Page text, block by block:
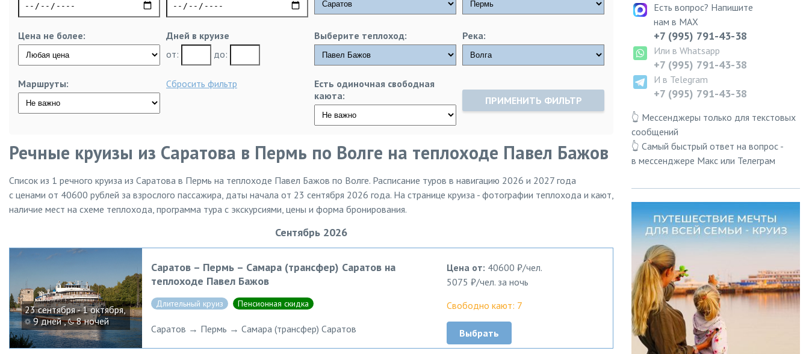
Цена не более:
Дней в круизе
от:
до:
Выберите теплоход: Река:
Маршруты: Сбросить фильтр
Есть одиночная свободная
каюта:
ПРИМЕНИТЬ ФИЛЬТР
Речные круизы из Саратова в Пермь по Волге на теплоходе Павел Бажов
Список из 1 речного круиза из Саратова в Пермь на теплоходе Павел Бажов по Волге. Расписание туров в навигацию 2026 и 2027 года
с ценами от 40600 рублей за взрослого пассажира, даты начала от 23 сентября 2026 года. На странице круиза - фотографии теплохода и кают,
наличие мест на схеме теплохода, программа тура с экскурсиями, цены и форма бронирования.
Сентябрь 2026
23 сентября - 1 октября,
9 дней , 8 ночей
Саратов – Пермь – Самара (трансфер) Саратов на
теплоходе Павел Бажов
Длительный круиз Пенсионная скидка
Саратов → Пермь → Самара (трансфер) Саратов
Цена от: 40600 ₽/чел.
5075 ₽/чел. за ночь
Свободно кают: 7
Выбрать
Есть вопрос? Напишите
нам в MAX
+7 (995) 791-43-38
Или в Whatsapp
+7 (995) 791-43-38
И в Telegram
+7 (995) 791-43-38
👆 Мессенджеры только для текстовых
сообщений
👆 Самый быстрый ответ на вопрос -
в мессенджере Макс или Телеграм